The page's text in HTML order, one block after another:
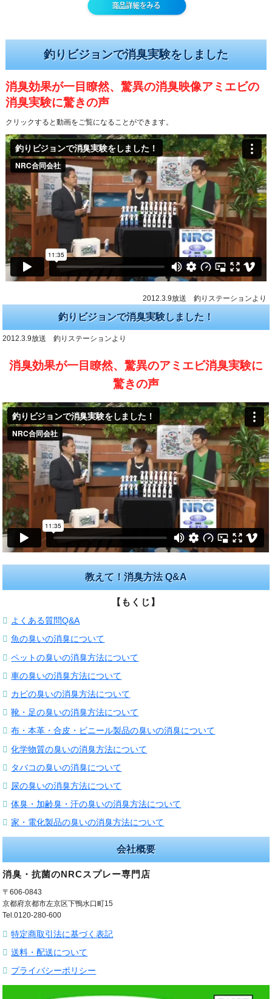
釣りビジョンで消臭実験をしました
消臭効果が一目瞭然、驚異の消臭映像アミエビの
消臭実験に驚きの声
クリックすると動画をご覧になることができます。
2012.3.9放送 釣りステーションより
釣りビジョンで消臭実験しました！
2012.3.9放送 釣りステーションより
消臭効果が一目瞭然、驚異のアミエビ消臭実験に
驚きの声
教えて！消臭方法 Q&A
【もくじ】
よくある質問Q&A
魚の臭いの消臭について
ペットの臭いの消臭方法について
車の臭いの消臭方法について
カビの臭いの消臭方法について
靴・足の臭いの消臭方法について
布・本革・合皮・ビニール製品の臭いの消臭について
化学物質の臭いの消臭方法について
タバコの臭いの消臭について
尿の臭いの消臭方法について
体臭・加齢臭・汗の臭いの消臭方法について
家・電化製品の臭いの消臭方法について
会社概要
消臭・抗菌のNRCスプレー専門店
〒606-0843
京都府京都市左京区下鴨水口町15
Tel.0120-280-600
特定商取引法に基づく表記
送料・配送について
プライバシーポリシー